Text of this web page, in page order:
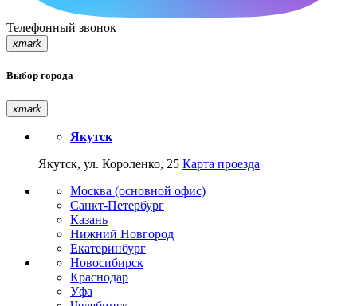
Телефонный звонок
xmark
Выбор города
xmark
Якутск
Якутск, ул. Короленко, 25 Карта проезда
Москва (основной офис)
Санкт-Петербург
Казань
Нижний Новгород
Екатеринбург
Новосибирск
Краснодар
Уфа